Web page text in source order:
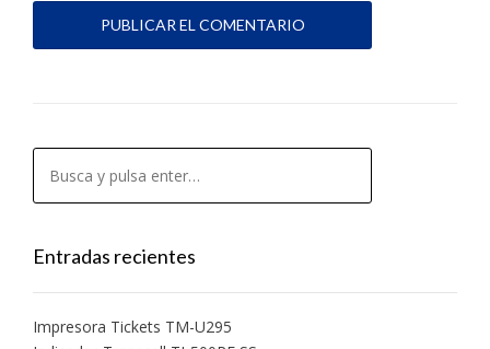
Entradas recientes
Impresora Tickets TM-U295